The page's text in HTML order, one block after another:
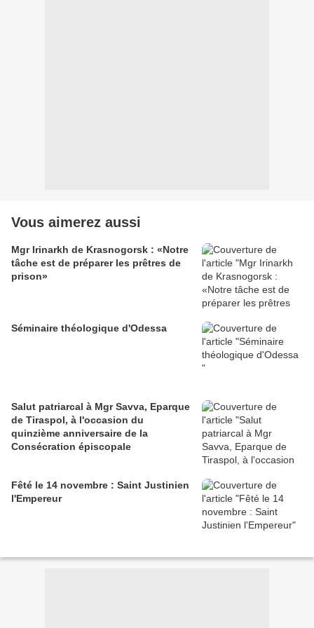
Vous aimerez aussi
Mgr Irinarkh de Krasnogorsk : «Notre
tâche est de préparer les prêtres de
prison»
Séminaire théologique d'Odessa
Salut patriarcal à Mgr Savva, Eparque
de Tiraspol, à l'occasion du
quinzième anniversaire de la
Consécration épiscopale
Fêté le 14 novembre : Saint Justinien
l'Empereur